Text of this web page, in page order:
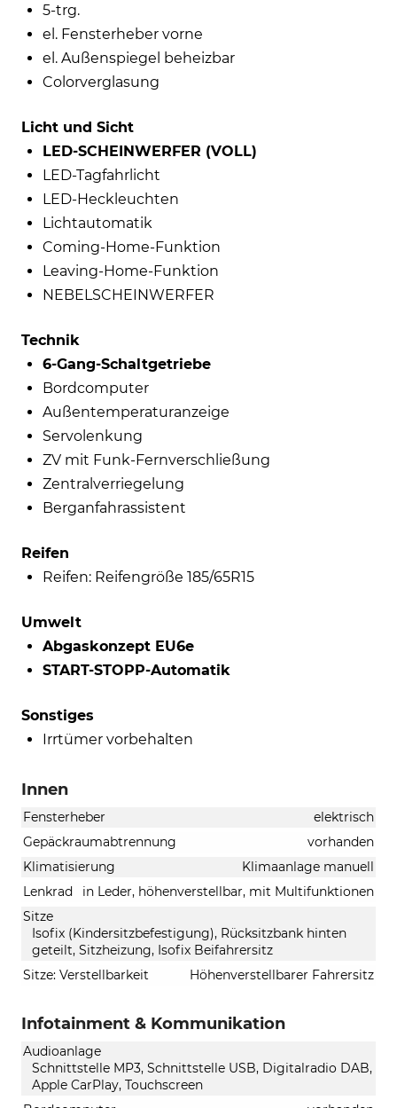
5-trg.
el. Fensterheber vorne
el. Außenspiegel beheizbar
Colorverglasung
Licht und Sicht
LED-SCHEINWERFER (VOLL)
LED-Tagfahrlicht
LED-Heckleuchten
Lichtautomatik
Coming-Home-Funktion
Leaving-Home-Funktion
NEBELSCHEINWERFER
Technik
6-Gang-Schaltgetriebe
Bordcomputer
Außentemperaturanzeige
Servolenkung
ZV mit Funk-Fernverschließung
Zentralverriegelung
Berganfahrassistent
Reifen
Reifen: Reifengröße 185/65R15
Umwelt
Abgaskonzept EU6e
START-STOPP-Automatik
Sonstiges
Irrtümer vorbehalten
Innen
Fensterheber
elektrisch
Gepäckraumabtrennung
vorhanden
Klimatisierung
Klimaanlage manuell
Lenkrad
in Leder, höhenverstellbar, mit Multifunktionen
Sitze
Isofix (Kindersitzbefestigung), Rücksitzbank hinten
geteilt, Sitzheizung, Isofix Beifahrersitz
Sitze: Verstellbarkeit
Höhenverstellbarer Fahrersitz
Infotainment & Kommunikation
Audioanlage
Schnittstelle MP3, Schnittstelle USB, Digitalradio DAB,
Apple CarPlay, Touchscreen